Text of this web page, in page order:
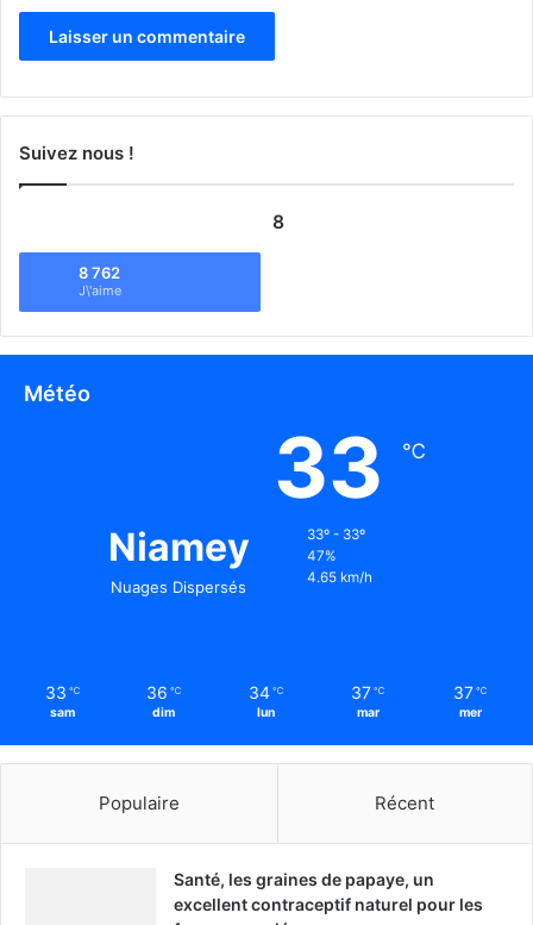
Suivez nous !
8
8 762
J\'aime
Météo
Niamey
Nuages Dispersés
33 ℃
33º - 33º
47%
4.65 km/h
33 ℃
sam
36 ℃
dim
34 ℃
lun
37 ℃
mar
37 ℃
mer
Populaire Récent
Santé, les graines de papaye, un
excellent contraceptif naturel pour les